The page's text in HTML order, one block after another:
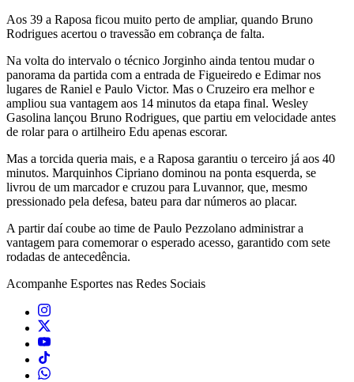
Aos 39 a Raposa ficou muito perto de ampliar, quando Bruno
Rodrigues acertou o travessão em cobrança de falta.
Na volta do intervalo o técnico Jorginho ainda tentou mudar o
panorama da partida com a entrada de Figueiredo e Edimar nos
lugares de Raniel e Paulo Victor. Mas o Cruzeiro era melhor e
ampliou sua vantagem aos 14 minutos da etapa final. Wesley
Gasolina lançou Bruno Rodrigues, que partiu em velocidade antes
de rolar para o artilheiro Edu apenas escorar.
Mas a torcida queria mais, e a Raposa garantiu o terceiro já aos 40
minutos. Marquinhos Cipriano dominou na ponta esquerda, se
livrou de um marcador e cruzou para Luvannor, que, mesmo
pressionado pela defesa, bateu para dar números ao placar.
A partir daí coube ao time de Paulo Pezzolano administrar a
vantagem para comemorar o esperado acesso, garantido com sete
rodadas de antecedência.
Acompanhe Esportes nas Redes Sociais